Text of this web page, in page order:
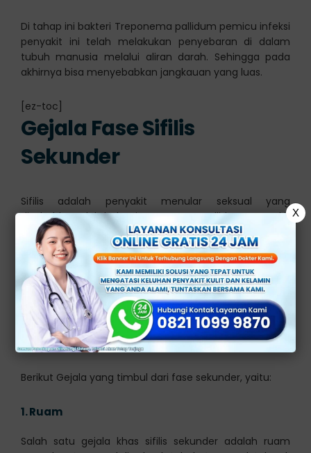
Di tahap ini bakteri Treponema pallidum pemicu infeksi
penyakit ini telah melakukan penyebaran di dalam
tubuh manusia melalui aliran darah. Sehingga pada
akhirnya bisa menyebabkan jangkauan yang luas.
[ez-toc]
Gejala Fase Sifilis
Sekunder
Sifilis adalah penyakit menular seksual yang
disebabkan oleh bakteri Treponema pallidum. Penyakit
ini berkembang dalam beberapa tahap, dan salah
satunya adalah sifilis sekunder.
Sifilis sekunder terjadi beberapa minggu hingga
beberapa bulan setelah infeksi awal dan dapat
menyebabkan gejala yang lebih bervariasi dan
melibatkan organ tubuh yang lebih luas daripada
tahap sifilis primer.
Berikut Gejala yang timbul dari fase sekunder, yaitu:
1.Ruam
Salah satu gejala khas sifilis sekunder adalah ruam
X